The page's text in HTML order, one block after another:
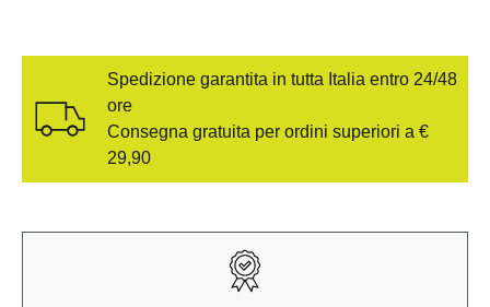
Spedizione garantita in tutta Italia entro 24/48
ore
Consegna gratuita per ordini superiori a €
29,90